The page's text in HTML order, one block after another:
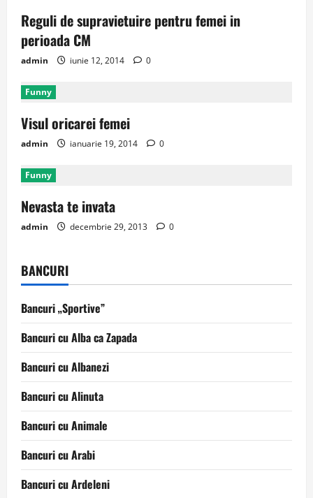
Reguli de supravietuire pentru femei in
perioada CM
admin iunie 12, 2014 0
Funny
Visul oricarei femei
admin ianuarie 19, 2014 0
Funny
Nevasta te invata
admin decembrie 29, 2013 0
BANCURI
Bancuri „Sportive”
Bancuri cu Alba ca Zapada
Bancuri cu Albanezi
Bancuri cu Alinuta
Bancuri cu Animale
Bancuri cu Arabi
Bancuri cu Ardeleni